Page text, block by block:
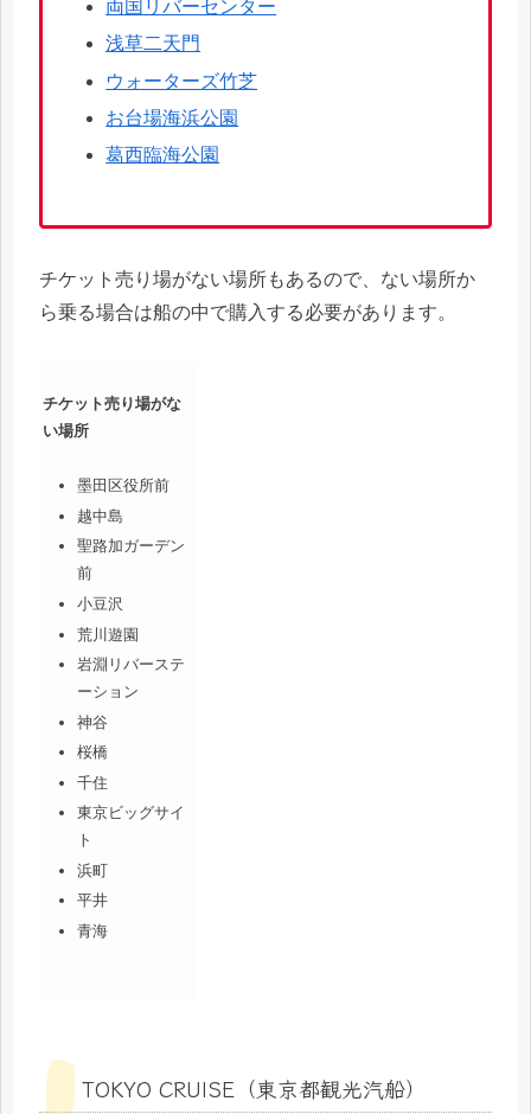
両国リバーセンター
浅草二天門
ウォーターズ竹芝
お台場海浜公園
葛西臨海公園
チケット売り場がない場所もあるので、ない場所か
ら乗る場合は船の中で購入する必要があります。
チケット売り場がな
い場所
墨田区役所前
越中島
聖路加ガーデン
前
小豆沢
荒川遊園
岩淵リバーステ
ーション
神谷
桜橋
千住
東京ビッグサイ
ト
浜町
平井
青海
TOKYO CRUISE（東京都観光汽船）